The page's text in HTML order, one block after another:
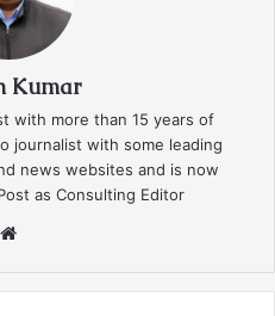
Kumar
with more than 15 years of
journalist with some leading
news websites and is now
as Consulting Editor